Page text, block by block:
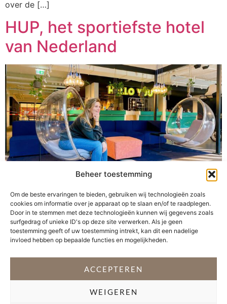
Beheer toestemming
Om de beste ervaringen te bieden, gebruiken wij technologieën zoals
cookies om informatie over je apparaat op te slaan en/of te raadplegen.
Door in te stemmen met deze technologieën kunnen wij gegevens zoals
surfgedrag of unieke ID's op deze site verwerken. Als je geen
toestemming geeft of uw toestemming intrekt, kan dit een nadelige
invloed hebben op bepaalde functies en mogelijkheden.
ACCEPTEREN
WEIGEREN
over de […]
HUP, het sportiefste hotel
van Nederland
Even ontsnappen aan de drukke periode van thuis
blijven en werken Mijn collega vertelde in een online
meeting dat ze een vakantiehuis had gehuurd en in het
zuiden van het land zat. Dat bracht me op een idee,
want door de drukke periode van thuis blijven, werken
en thuisonderwijs komen de muren inmiddels best op
[…]